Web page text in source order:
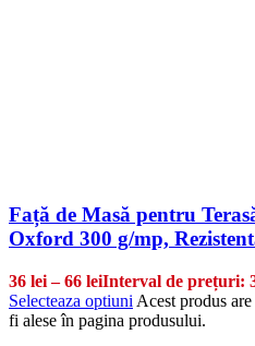
Față de Masă pentru
Oxford 300 g/mp,
36 lei – 66 leiInterval de prețuri:
Selecteaza optiuni Acest produs
fi alese în pagina produsului.